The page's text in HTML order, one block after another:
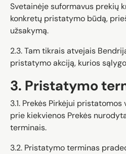
Svetainėje suformavus prekių
konkretų pristatymo būdą,
užsakymą.
2.3. Tam tikrais atvejais
pristatymo akciją, kurios
3. Pristatymo
3.1. Prekės Pirkėjui
prie kiekvienos Prekės
terminais.
3.2. Pristatymo terminas